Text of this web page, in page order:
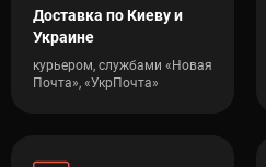
Доставка по Киеву и
Украине
курьером, службами «Новая
Почта», «УкрПочта»